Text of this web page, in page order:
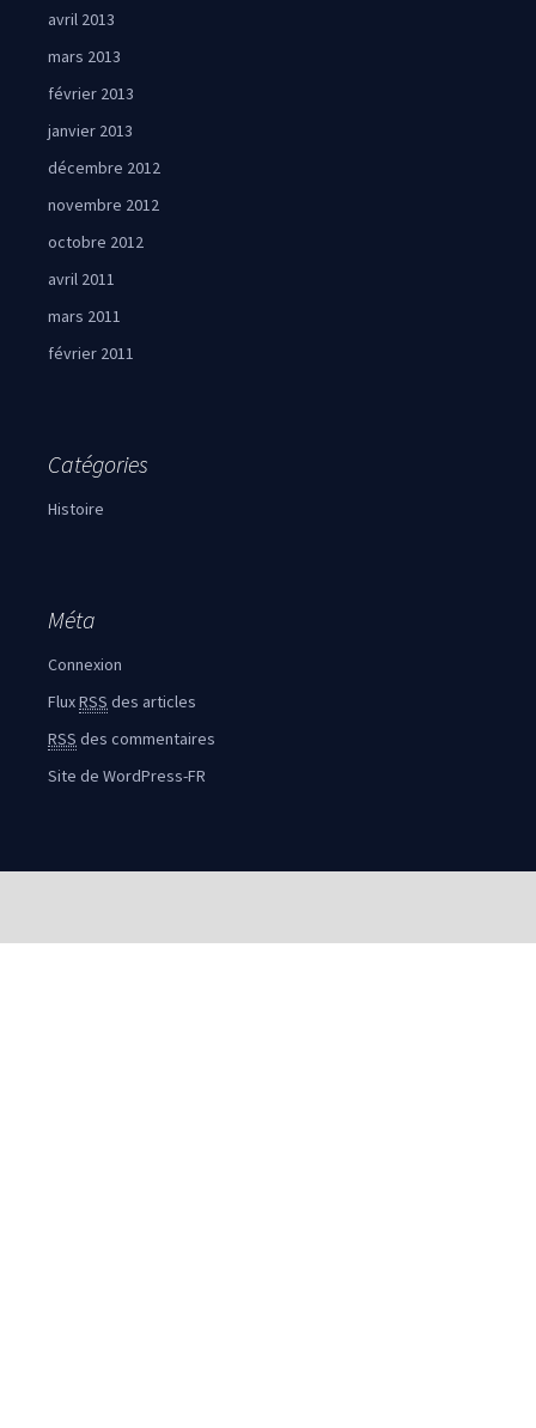
avril 2013
mars 2013
février 2013
janvier 2013
décembre 2012
novembre 2012
octobre 2012
avril 2011
mars 2011
février 2011
Catégories
Histoire
Méta
Connexion
FluxRSS des articles
RSS des commentaires
Site de WordPress-FR